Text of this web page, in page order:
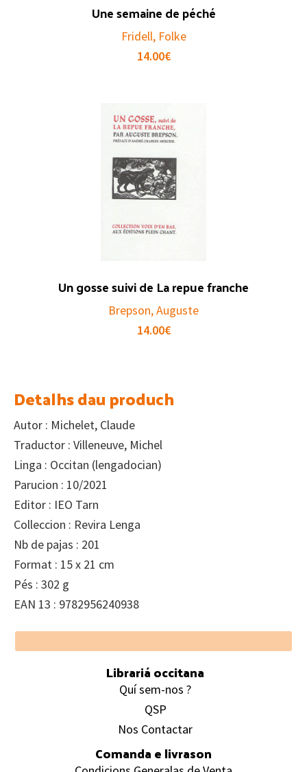
Une semaine de péché
Fridell, Folke
14.00€
Un gosse suivi de La repue franche
Brepson, Auguste
14.00€
Detalhs dau produch
Autor : Michelet, Claude
Traductor : Villeneuve, Michel
Linga : Occitan (lengadocian)
Parucion : 10/2021
Editor : IEO Tarn
Colleccion : Revira Lenga
Nb de pajas : 201
Format : 15 x 21 cm
Pés : 302 g
EAN 13 : 9782956240938
Footer
Librariá occitana
Quí sem-nos ?
QSP
Nos Contactar
Comanda e livrason